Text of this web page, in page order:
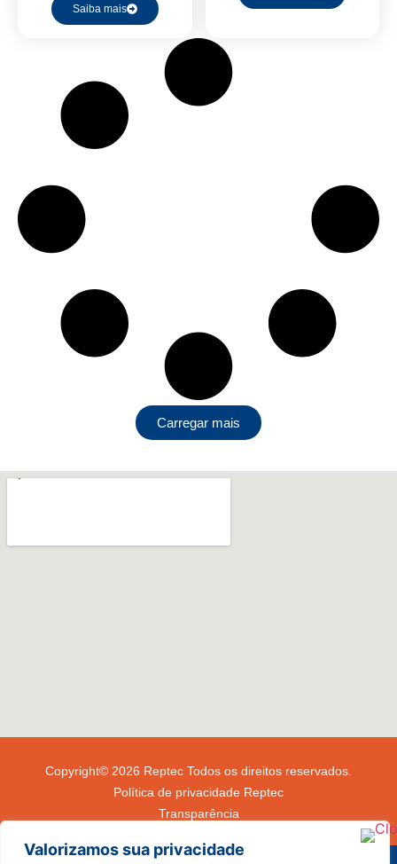
Valorizamos sua privacidade
Saiba mais
Carregar mais
Copyright© 2026 Reptec Todos os direitos reservados.
Política de privacidade Reptec
Transparência